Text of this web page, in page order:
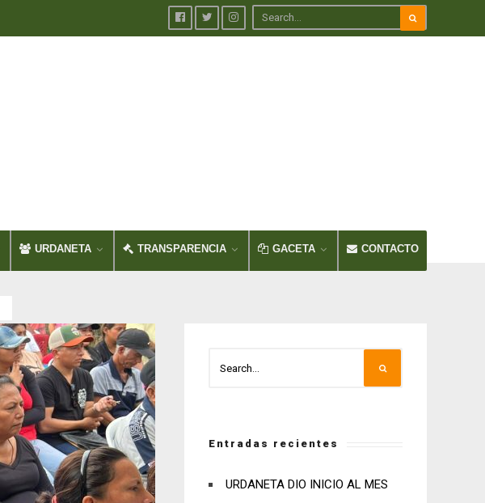
URDANETA TRANSPARENCIA GACETA CONTACTO
Entradas recientes
URDANETA DIO INICIO AL MES